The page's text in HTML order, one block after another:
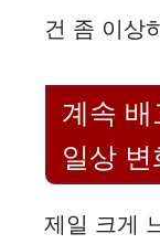
건 좀 이상
계속
일상 변
제일 크게